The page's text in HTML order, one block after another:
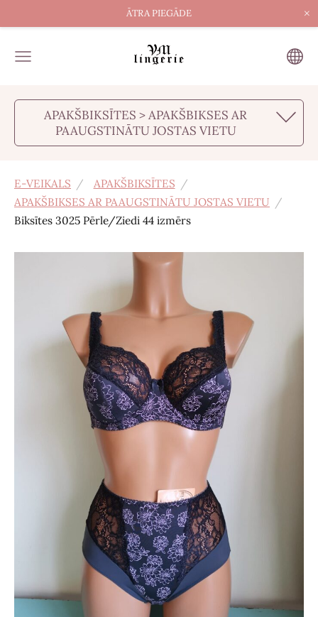
ĀTRA PIEGĀDE ×
APAKŠBIKSĪTES > APAKŠBIKSES AR
PAAUGSTINĀTU JOSTAS VIETU
E-VEIKALS
APAKŠBIKSĪTES
APAKŠBIKSES AR PAAUGSTINĀTU JOSTAS VIETU
Biksītes 3025 Pērle/Ziedi 44 izmērs